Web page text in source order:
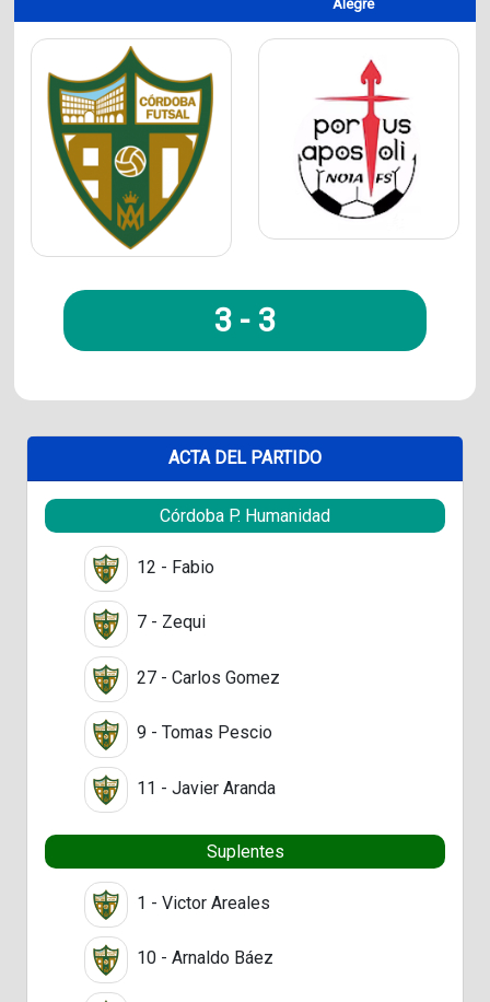
Alegre
3 - 3
ACTA DEL PARTIDO
Córdoba P. Humanidad
12 - Fabio
7 - Zequi
27 - Carlos Gomez
9 - Tomas Pescio
11 - Javier Aranda
Suplentes
1 - Victor Areales
10 - Arnaldo Báez